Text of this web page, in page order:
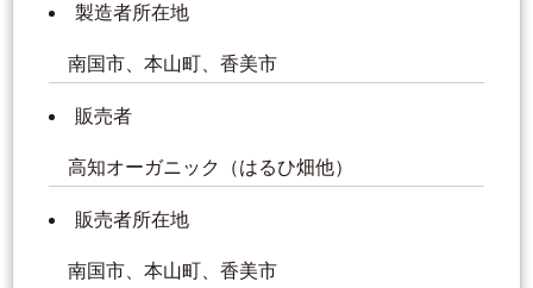
製造者所在地
南国市、本山町、香美市
販売者
高知オーガニック（はるひ畑他）
販売者所在地
南国市、本山町、香美市